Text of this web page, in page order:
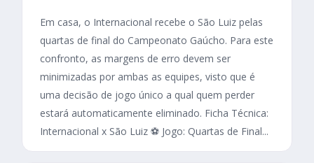
Em casa, o Internacional recebe o São Luiz pelas
quartas de final do Campeonato Gaúcho. Para este
confronto, as margens de erro devem ser
minimizadas por ambas as equipes, visto que é
uma decisão de jogo único a qual quem perder
estará automaticamente eliminado. Ficha Técnica:
Internacional x São Luiz ⚽ Jogo: Quartas de Final...